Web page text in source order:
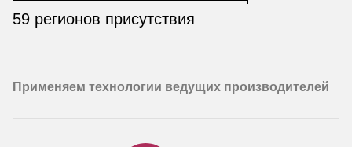
59 регионов присутствия
Применяем технологии ведущих производителей